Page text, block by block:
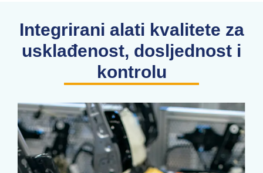
Integrirani alati kvalitete za
usklađenost, dosljednost i
kontrolu